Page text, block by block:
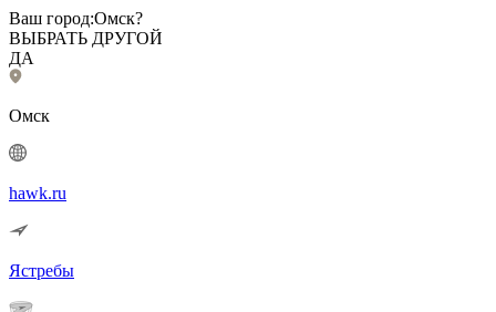
Ваш город:Омск?
ВЫБРАТЬ ДРУГОЙ
ДА
Омск
hawk.ru
Ястребы